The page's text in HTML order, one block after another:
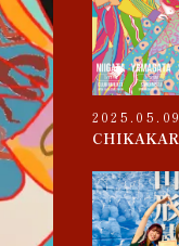
2025.05.09